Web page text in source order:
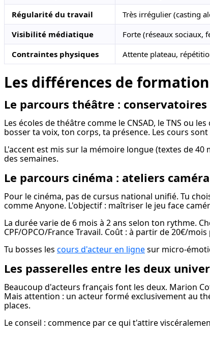
Régularité du travail
Très irrégulier (casting
Visibilité médiatique
Forte (réseaux sociaux,
Contraintes physiques
Attente plateau,
Les différences de
Le parcours théâtre :
Les écoles de théâtre comme le CNSAD, le TNS ou
bosser ta voix, ton corps, ta présence. Les cours
L'accent est mis sur la mémoire longue (textes de
des semaines.
Le parcours cinéma : ateliers
Pour le cinéma, pas de cursus national unifié. Tu
comme Anyone. L'objectif : maîtriser le jeu face
La durée varie de 6 mois à 2 ans selon ton rythme.
CPF/OPCO/France Travail. Coût : à partir de 20€/
Tu bosses les cours d'acteur en ligne sur micro-
Les passerelles entre les deux
Beaucoup d'acteurs français font les deux. Marion
Mais attention : un acteur formé exclusivement au
places.
Le conseil : commence par ce qui t'attire